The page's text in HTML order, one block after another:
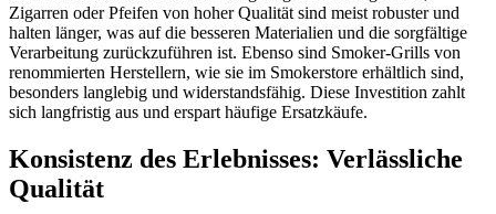
Zigarren oder Pfeifen von hoher Qualität sind meist robuster und
halten länger, was auf die besseren Materialien und die sorgfältige
Verarbeitung zurückzuführen ist. Ebenso sind Smoker-Grills von
renommierten Herstellern, wie sie im Smokerstore erhältlich sind,
besonders langlebig und widerstandsfähig. Diese Investition zahlt
sich langfristig aus und erspart häufige Ersatzkäufe.
Konsistenz des Erlebnisses: Verlässliche
Qualität